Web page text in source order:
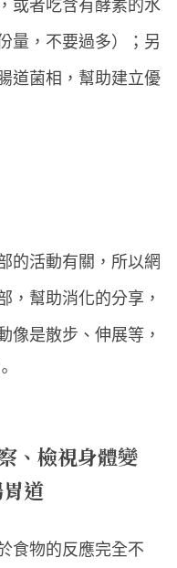
或者吃含有酵素的水
量，不要過多）；另
道菌相，幫助建立優
的活動有關，所以網
，幫助消化的分享，
像是散步、伸展等，
、檢視身體變
道
食物的反應完全不